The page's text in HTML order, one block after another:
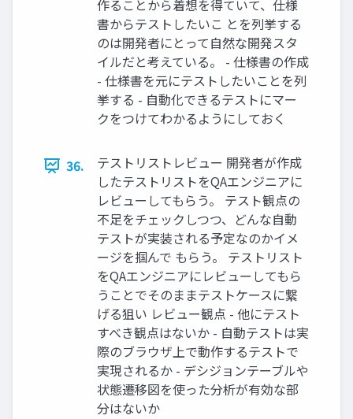
作ることから着想を得ていて、仕様
書からテストしたいこ とを列挙する
のは開発者にとって自然な開発スタ
イルだと考えている。 - 仕様書の作成
- 仕様書を元にテストしたいことを列
挙する - 自動化できるテストにマー
クをつけてわかるようにしておく
36.
テストリストレビュー 開発者が作成
したテストリストをQAエンジニアに
レビューしてもらう。 テスト観点の
不足をチェックしつつ、どんな自動
テストが実装される予定なのかイメ
ージを掴んで もらう。 テストリスト
をQAエンジニアにレビューしてもら
うことでそのままテストケースに繋
げる狙い レビュー観点 - 他にテスト
すべき観点はないか - 自動テストは実
際のブラウザ上で動作するテストで
実現されるか - デシジョンテーブルや
状態遷移図を使った分析が有効な部
分はないか